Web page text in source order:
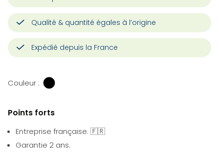
Qualité & quantité égales à l’origine
Expédié depuis la France
Couleur :
Points forts
Entreprise française. 🇫🇷
Garantie 2 ans.